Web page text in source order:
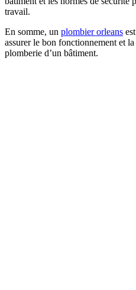
travail.
En somme, un plombier orleans
assurer le bon fonctionnement et
plomberie d’un bâtiment.